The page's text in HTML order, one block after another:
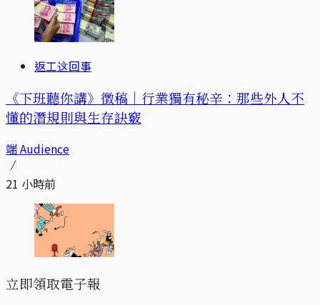
返工这回事
《下班聽你講》徵稿｜行業獨有秘辛：那些外人不
懂的潛規則與生存訣竅
端 Audience
21 小時前
立即領取電子報